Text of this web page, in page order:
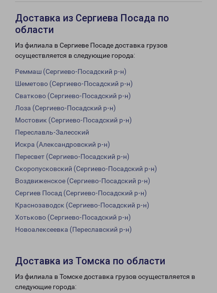
Доставка из Сергиева Посада по
области
Из филиала в Сергиеве Посаде доставка грузов
осуществляется в следующие города:
Реммаш (Сергиево-Посадский р-н)
Шеметово (Сергиево-Посадский р-н)
Сватково (Сергиево-Посадский р-н)
Лоза (Сергиево-Посадский р-н)
Мостовик (Сергиево-Посадский р-н)
Переславль-Залесский
Искра (Александровский р-н)
Пересвет (Сергиево-Посадский р-н)
Скоропусковский (Сергиево-Посадский р-н)
Воздвиженское (Сергиево-Посадский р-н)
Сергиев Посад (Сергиево-Посадский р-н)
Краснозаводск (Сергиево-Посадский р-н)
Хотьково (Сергиево-Посадский р-н)
Новоалексеевка (Переславский р-н)
Доставка из Томска по области
Из филиала в Томске доставка грузов осуществляется в
следующие города: